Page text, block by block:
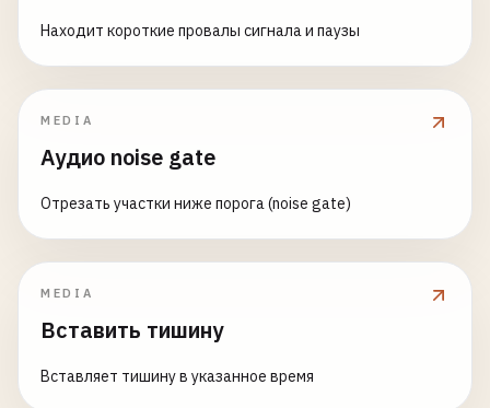
Находит короткие провалы сигнала и паузы
MEDIA
Аудио noise gate
Отрезать участки ниже порога (noise gate)
MEDIA
Вставить тишину
Вставляет тишину в указанное время